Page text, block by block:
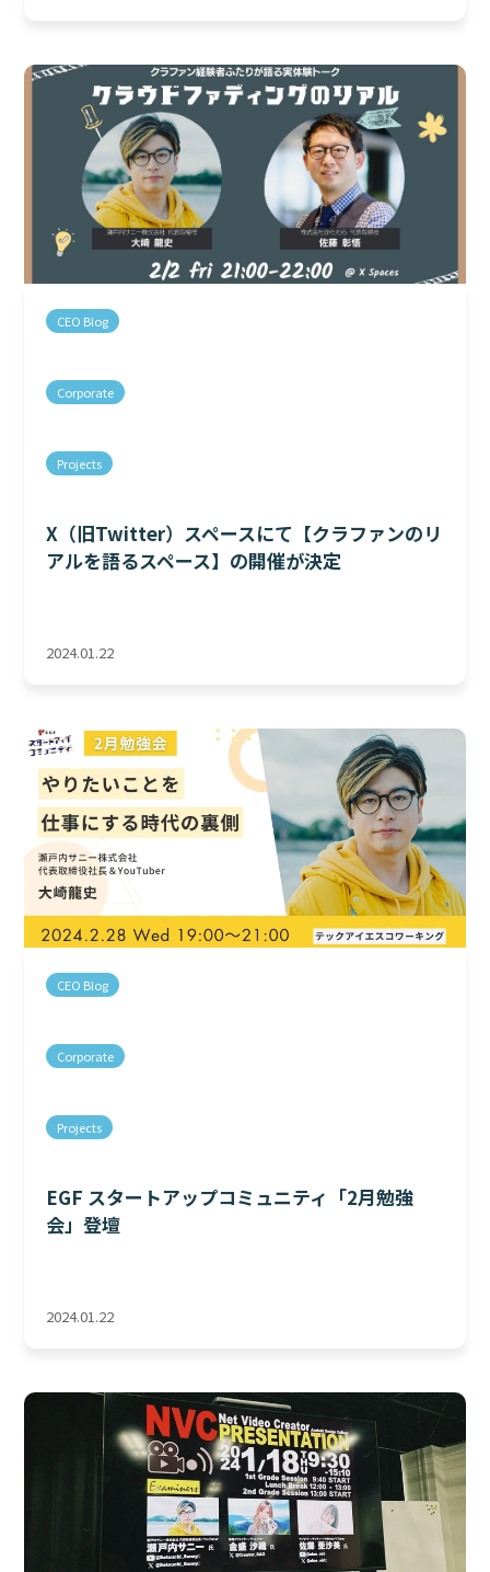
CEO Blog
Corporate
Projects
X（旧Twitter）スペースにて【クラファンのリ
アルを語るスペース】の開催が決定
2024.01.22
CEO Blog
Corporate
Projects
EGF スタートアップコミュニティ「2月勉強
会」登壇
2024.01.22